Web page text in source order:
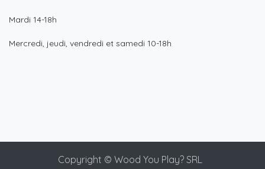
Mardi 14-18h
Mercredi, jeudi, vendredi et samedi 10-18h
Copyright © Wood You Play? SRL